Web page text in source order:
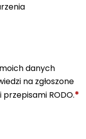
danych
na zgłoszone
RODO.*